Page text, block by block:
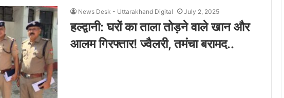
News Desk - Uttarakhand Digital July 2, 2025
हल्द्वानी: घरों का ताला तोड़ने वाले खान और
आलम गिरफ्तार! ज्वैलरी, तमंचा बरामद..